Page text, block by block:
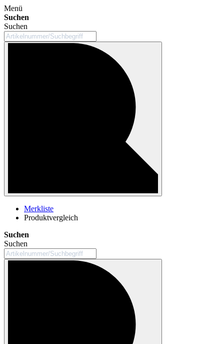
Menü
Suchen
Suchen
Merkliste
Produktvergleich
Suchen
Suchen